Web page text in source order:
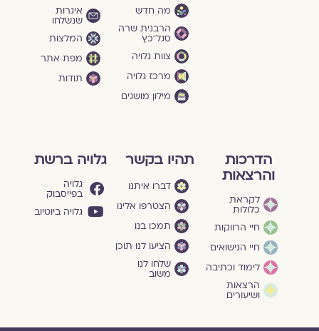
מה חדש
הרבנית שרה
סגל־כץ
צוות גלויה
מרכז גלויה
מילון מושגים
איגרות
שנשלחו
המלצות
מפת אתר
תודות
הדרכות
והרצאות
לקראת
כלולות
חיי הרווקות
חיי הנישואים
לימוד וכתיבה
הרצאות
ושיעורים
תהיו בקשר
דברו איתנו
הצטרפו אלינו
תמכו בנו
הציעו לנו תוכן
שלחו לנו
משוב
גלויה ברשת
גלויה
בפייסבוק
גלויה ביוטיוב